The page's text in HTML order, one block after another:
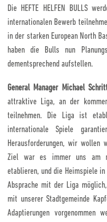
Die HEFTE HELFEN BULLS
internationalen Bewerb
in der starken European North
haben die Bulls nun
dementsprechend aufstellen.
General Manager Michael
attraktive Liga, an der
teilnehmen. Die Liga ist
internationale Spiele
Herausforderungen, wir wollen
Ziel war es immer uns am
etablieren, und die Heimspiele
Absprache mit der Liga
mit unserer Stadtgemeinde
Adaptierungen vorgenommen